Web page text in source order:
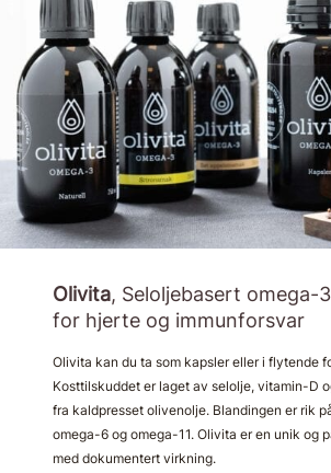
Olivita, Seloljebasert omega-
for hjerte og immunforsvar
Olivita kan du ta som kapsler eller i flytende
Kosttilskuddet er laget av selolje, vitamin-D
fra kaldpresset olivenolje. Blandingen er rik
omega-6 og omega-11. Olivita er en unik og
med dokumentert virkning.